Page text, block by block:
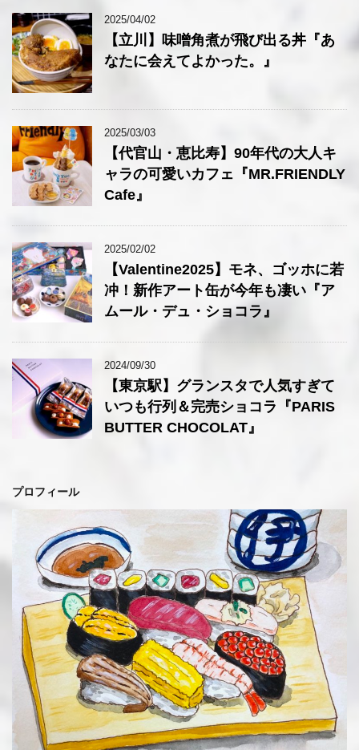
2025/04/02
【立川】味噌角煮が飛び出る丼『あ
なたに会えてよかった。』
2025/03/03
【代官山・恵比寿】90年代の大人キ
ャラの可愛いカフェ『MR.FRIENDLY
Cafe』
2025/02/02
【Valentine2025】モネ、ゴッホに若
冲！新作アート缶が今年も凄い『ア
ムール・デュ・ショコラ』
2024/09/30
【東京駅】グランスタで人気すぎて
いつも行列＆完売ショコラ『PARIS
BUTTER CHOCOLAT』
プロフィール